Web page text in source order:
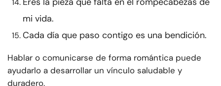
mi vida.
Cada día que paso contigo es una bendición.
Hablar o comunicarse de forma romántica puede
ayudarlo a desarrollar un vínculo saludable y
duradero.